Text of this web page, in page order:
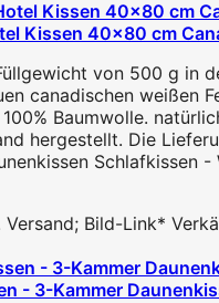
Kissen 40x80 cm
von 500 g in
canadischen weißen
Baumwolle.
hergestellt. Die
Schlafkissen
Bild-Link*
- 3-Kammer